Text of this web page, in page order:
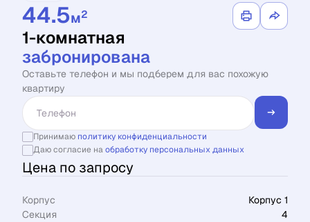
44.5м2
1-комнатная
забронирована
Оставьте телефон и мы подберем для вас похожую
квартиру
Принимаю политику конфиденциальности
Даю согласие наобработку персональных данных
Цена по запросу
Корпус
Корпус 1
Секция
4